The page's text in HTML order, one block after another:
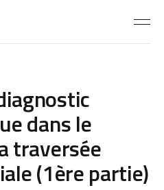
dans le
traversée
(1ère partie)